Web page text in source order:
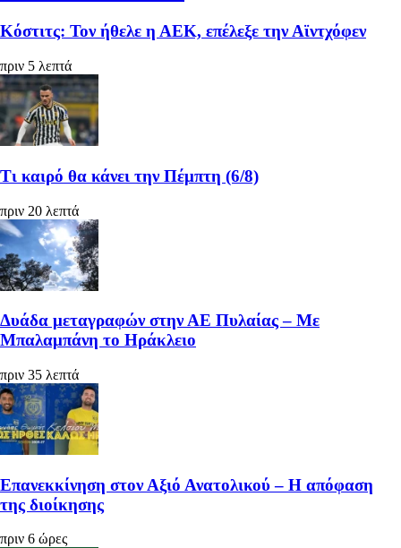
Κόστιτς: Τον ήθελε η ΑΕΚ, επέλεξε την Αϊντχόφεν
πριν 5 λεπτά
Τι καιρό θα κάνει την Πέμπτη (6/8)
πριν 20 λεπτά
Δυάδα μεταγραφών στην ΑΕ Πυλαίας – Με
Μπαλαμπάνη το Ηράκλειο
πριν 35 λεπτά
Επανεκκίνηση στον Αξιό Ανατολικού – Η απόφαση
της διοίκησης
πριν 6 ώρες